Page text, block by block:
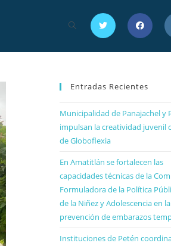
Entradas Recientes
Municipalidad de Panajachel y
impulsan la creatividad juvenil
de Globoflexia
En Amatitlán se fortalecen las
capacidades técnicas de la
Formuladora de la Política
de la Niñez y Adolescencia en la
prevención de embarazos
Instituciones de Petén